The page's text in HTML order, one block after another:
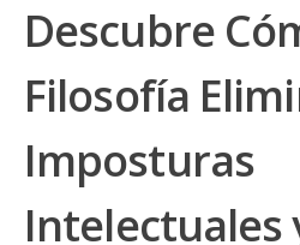
Descubre
Filosofía
Imposturas
Intelectuales